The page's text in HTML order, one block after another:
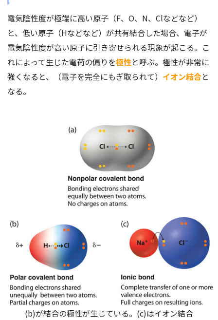
電気陰性度が極端に高い原子（F、O、N、Clなどなど）
と、低い原子（Hなどなど）が共有結合した場合、電子が
電気陰性度が高い原子に引き寄せられる現象が起こる。こ
れによって生じた電荷の偏りを極性と呼ぶ。極性が非常に
強くなると、（電子を完全にもぎ取られて） イオン結合と
なる。
(b)が結合の極性が生じている。(c)はイオン結合